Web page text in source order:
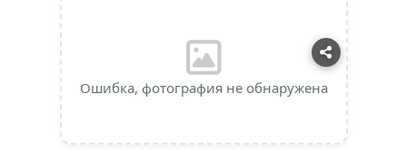
Ошибка, фотография не обнаружена